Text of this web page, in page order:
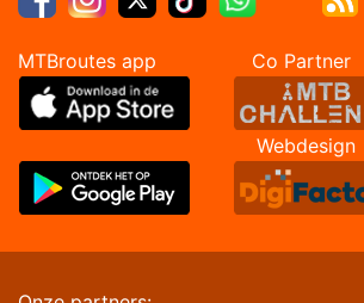
MTBroutes app Co Partner
Webdesign